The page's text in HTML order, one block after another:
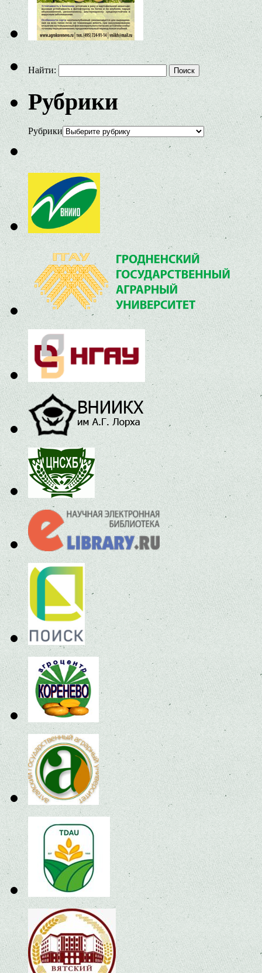
Найти:
Рубрики
Рубрики